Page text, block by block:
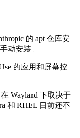
的 apt 仓库安
动安装。
的应用和屏幕控
Wayland 下取决于
和 RHEL 目前还不